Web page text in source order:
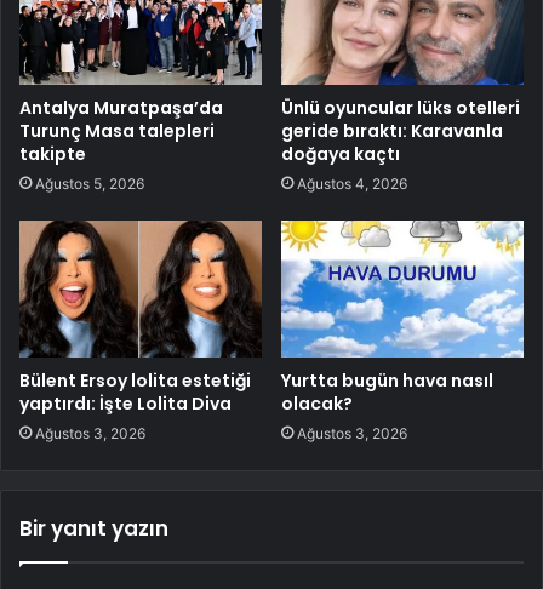
Antalya Muratpaşa’da
Turunç Masa talepleri
takipte
Ağustos 5, 2026
Ünlü oyuncular lüks otelleri
geride bıraktı: Karavanla
doğaya kaçtı
Ağustos 4, 2026
Bülent Ersoy lolita estetiği
yaptırdı: İşte Lolita Diva
Ağustos 3, 2026
Yurtta bugün hava nasıl
olacak?
Ağustos 3, 2026
Bir yanıt yazın